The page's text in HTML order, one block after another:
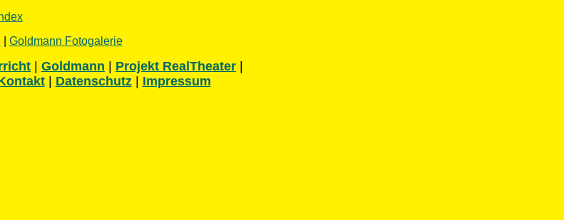
| Goldmann Fotogalerie
Goldmann Projekt RealTheater
| Datenschutz| Impressum